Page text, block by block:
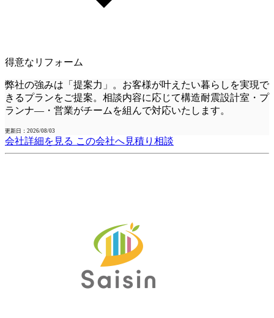
得意なリフォーム
弊社の強みは「提案力」。お客様が叶えたい暮らしを実現で
きるプランをご提案。相談内容に応じて構造耐震設計室・プ
ランナ―・営業がチームを組んで対応いたします。
更新日：2026/08/03
会社詳細を見る この会社へ見積り相談